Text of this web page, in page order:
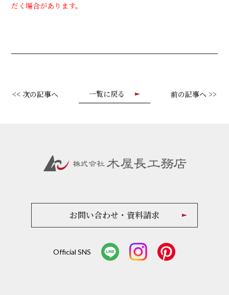
だく場合があります。
<< 次の記事へ 一覧に戻る 前の記事へ >>
お問い合わせ・資料請求
Official SNS